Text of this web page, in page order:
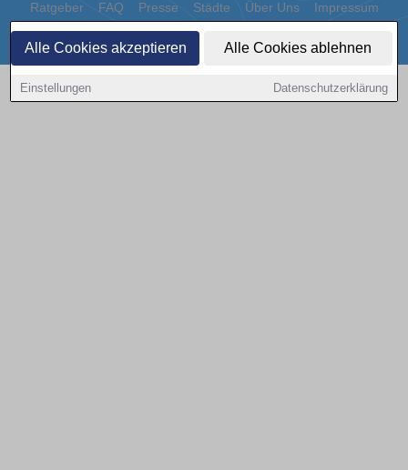
Alle Cookies akzeptieren Alle Cookies ablehnen
Einstellungen Datenschutzerklärung
Ratgeber FAQ Presse Städte Über Uns Impressum
Datenschutz Cookies
Copyright © 2000 - 2026 | 1A Infosysteme GmbH | Content by: 1a-sites-autos